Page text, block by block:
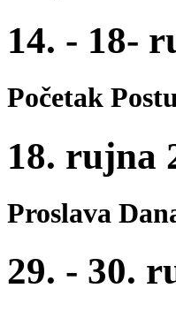
14. - 18-
Početak
18. rujna
Proslava
29. - 30.